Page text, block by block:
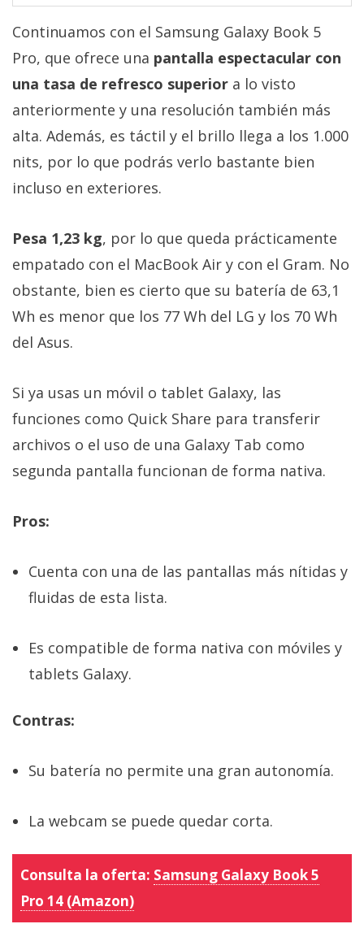
Continuamos con el Samsung Galaxy Book 5
Pro, que ofrece una pantalla espectacular con
una tasa de refresco superior a lo visto
anteriormente y una resolución también más
alta. Además, es táctil y el brillo llega a los 1.000
nits, por lo que podrás verlo bastante bien
incluso en exteriores.
Pesa 1,23 kg, por lo que queda prácticamente
empatado con el MacBook Air y con el Gram. No
obstante, bien es cierto que su batería de 63,1
Wh es menor que los 77 Wh del LG y los 70 Wh
del Asus.
Si ya usas un móvil o tablet Galaxy, las
funciones como Quick Share para transferir
archivos o el uso de una Galaxy Tab como
segunda pantalla funcionan de forma nativa.
Pros:
Cuenta con una de las pantallas más nítidas y
fluidas de esta lista.
Es compatible de forma nativa con móviles y
tablets Galaxy.
Contras:
Su batería no permite una gran autonomía.
La webcam se puede quedar corta.
Consulta la oferta: Samsung Galaxy Book 5
Pro 14 (Amazon)